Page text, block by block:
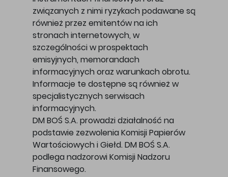
związanych z nimi ryzykach podawane są
również przez emitentów na ich
stronach internetowych, w
szczególności w prospektach
emisyjnych, memorandach
informacyjnych oraz warunkach obrotu.
Informacje te dostępne są również w
specjalistycznych serwisach
informacyjnych.
DM BOŚ S.A. prowadzi działalność na
podstawie zezwolenia Komisji Papierów
Wartościowych i Giełd. DM BOŚ S.A.
podlega nadzorowi Komisji Nadzoru
Finansowego.